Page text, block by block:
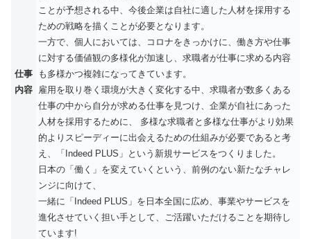
仕事
内容
ことが予想される中、今後企業は自社に適した人材を採用する
ための戦略を描くことが必要となります。
一方で、個人においては、コロナをきっかけに、働き方や仕事
に対する価値観の多様化が加速し、求職者が仕事に求める内容
も多様かつ複雑になってきています。
雇用を取り巻く環境が大きく変化する中、求職者が数多くある
仕事の中から自分が求める仕事を見つけ、企業が自社にあった
人材を採用するために、 多様な求職者と多様な仕事がより効果
的よりスピーディーに出会えるための仕組みが必要であると考
え、「Indeed PLUS」という新規サービスをつくりました。
日本の「働く」を変えていくという、前例のない新たなチャレ
ンジに向けて、
一緒に「Indeed PLUS」を日本全国に広め、事業やサービスを
進化させていく担い手として、ご活躍いただけることを期待し
ています!